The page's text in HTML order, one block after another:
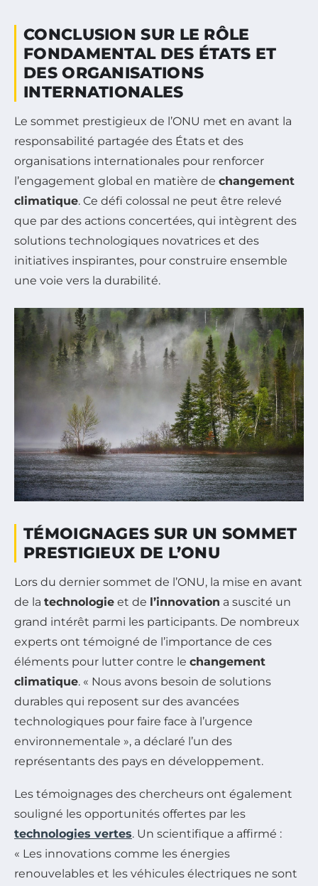
CONCLUSION SUR LE RÔLE
FONDAMENTAL DES ÉTATS ET
DES ORGANISATIONS
INTERNATIONALES
Le sommet prestigieux de l’ONU met en avant la
responsabilité partagée des États et des
organisations internationales pour renforcer
l’engagement global en matière de changement
climatique. Ce défi colossal ne peut être relevé
que par des actions concertées, qui intègrent des
solutions technologiques novatrices et des
initiatives inspirantes, pour construire ensemble
une voie vers la durabilité.
TÉMOIGNAGES SUR UN SOMMET
PRESTIGIEUX DE L’ONU
Lors du dernier sommet de l’ONU, la mise en avant
de la technologie et de l’innovation a suscité un
grand intérêt parmi les participants. De nombreux
experts ont témoigné de l’importance de ces
éléments pour lutter contre le changement
climatique. « Nous avons besoin de solutions
durables qui reposent sur des avancées
technologiques pour faire face à l’urgence
environnementale », a déclaré l’un des
représentants des pays en développement.
Les témoignages des chercheurs ont également
souligné les opportunités offertes par les
technologies vertes. Un scientifique a affirmé :
« Les innovations comme les énergies
renouvelables et les véhicules électriques ne sont